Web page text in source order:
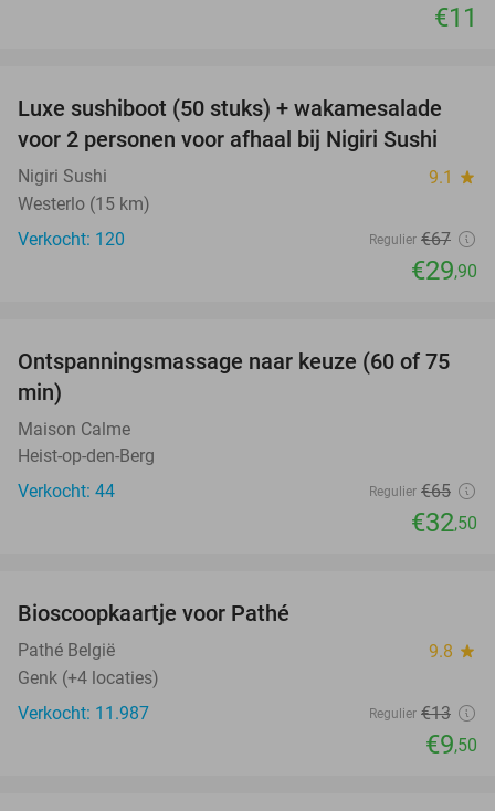
€11
55%
Luxe sushiboot (50 stuks) + wakamesalade
voor 2 personen voor afhaal bij Nigiri Sushi
Nigiri Sushi 9.1 star
Westerlo (15 km)
Verkocht: 120
Regulier €67
€29,90
50%
Ontspanningsmassage naar keuze (60 of 75
min)
Maison Calme
Heist-op-den-Berg
Verkocht: 44
Regulier €65
€32,50
Bioscoopkaartje voor Pathé
Pathé België 9.8 star
Genk (+4 locaties)
Verkocht: 11.987
Regulier €13
€9,50